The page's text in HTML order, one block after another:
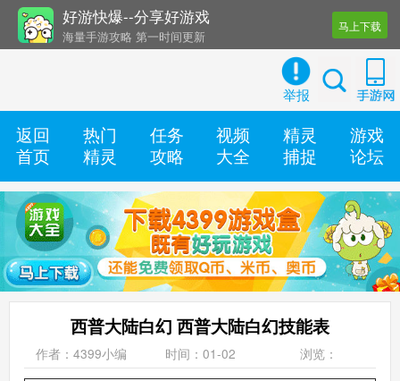
好游快爆--分享好游戏
海量手游攻略 第一时间更新
还有几十款实用辅助工具
马上下载
举报
返回
首页
热门
精灵
任务
攻略
视频
大全
精灵
捕捉
游戏
论坛
西普大陆白幻 西普大陆白幻技能表
作者：4399小编 时间：01-02 浏览：